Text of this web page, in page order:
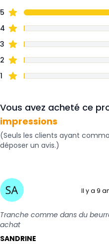
5
4
3
2
1
Vous avez acheté ce
impressions
(Seuls les clients ayant
déposer un avis.)
Il y a 9
Tranche comme dans du
achat
SANDRINE